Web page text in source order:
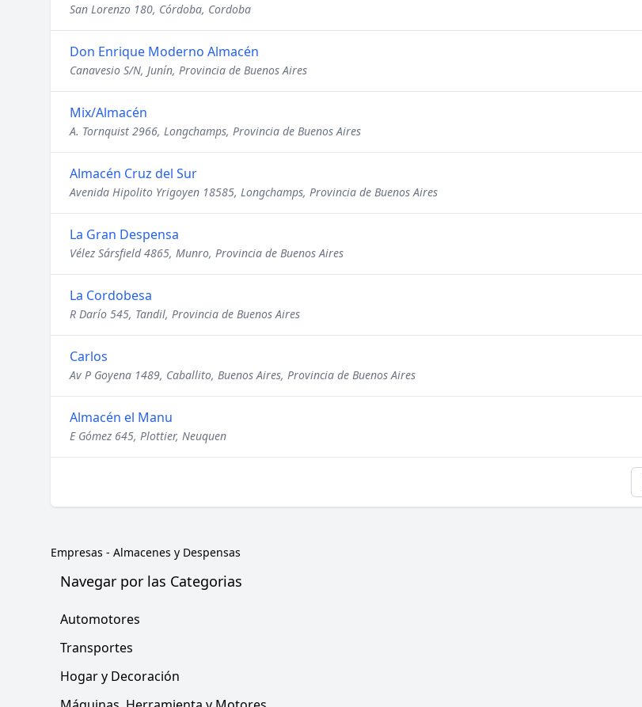
San Lorenzo 180, Córdoba, Cordoba
Don Enrique Moderno Almacén
Canavesio S/N, Junín, Provincia de Buenos Aires
Mix/Almacén
A. Tornquist 2966, Longchamps, Provincia de Buenos Aires
Almacén Cruz del Sur
Avenida Hipolito Yrigoyen 18585, Longchamps, Provincia de Buenos Aires
La Gran Despensa
Vélez Sársfield 4865, Munro, Provincia de Buenos Aires
La Cordobesa
R Darío 545, Tandil, Provincia de Buenos Aires
Carlos
Av P Goyena 1489, Caballito, Buenos Aires, Provincia de Buenos Aires
Almacén el Manu
E Gómez 645, Plottier, Neuquen
Empresas - Almacenes y Despensas
Navegar por las Categorias
Automotores
Transportes
Hogar y Decoración